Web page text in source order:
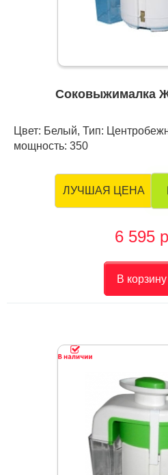
Соковыжималка
Цвет: Белый, Тип:
мощность: 350
ЛУЧШАЯ ЦЕНА
6 595
В корзину